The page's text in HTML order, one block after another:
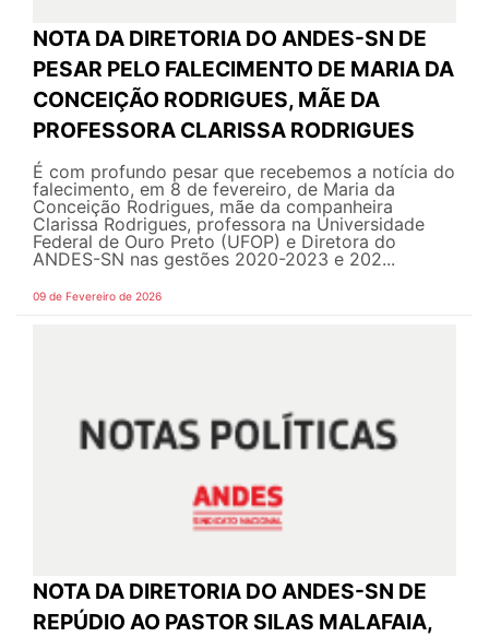
NOTA DA DIRETORIA DO ANDES-SN DE
PESAR PELO FALECIMENTO DE MARIA DA
CONCEIÇÃO RODRIGUES, MÃE DA
PROFESSORA CLARISSA RODRIGUES
É com profundo pesar que recebemos a notícia do
falecimento, em 8 de fevereiro, de Maria da
Conceição Rodrigues, mãe da companheira
Clarissa Rodrigues, professora na Universidade
Federal de Ouro Preto (UFOP) e Diretora do
ANDES-SN nas gestões 2020-2023 e 202...
09 de Fevereiro de 2026
NOTA DA DIRETORIA DO ANDES-SN DE
REPÚDIO AO PASTOR SILAS MALAFAIA,